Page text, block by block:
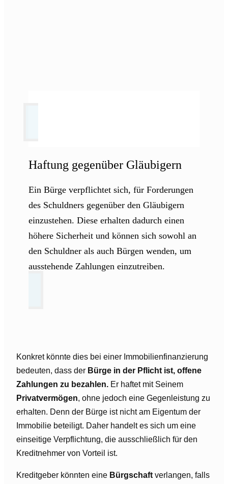
Haftung gegenüber Gläubigern
Ein Bürge verpflichtet sich, für Forderungen
des Schuldners gegenüber den Gläubigern
einzustehen. Diese erhalten dadurch einen
höhere Sicherheit und können sich sowohl an
den Schuldner als auch Bürgen wenden, um
ausstehende Zahlungen einzutreiben.
Konkret könnte dies bei einer Immobilienfinanzierung
bedeuten, dass der Bürge in der Pflicht ist, offene
Zahlungen zu bezahlen. Er haftet mit Seinem
Privatvermögen, ohne jedoch eine Gegenleistung zu
erhalten. Denn der Bürge ist nicht am Eigentum der
Immobilie beteiligt. Daher handelt es sich um eine
einseitige Verpflichtung, die ausschließlich für den
Kreditnehmer von Vorteil ist.
Kreditgeber könnten eine Bürgschaftverlangen, falls